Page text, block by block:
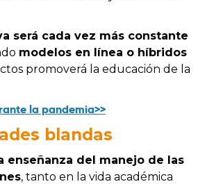
será cada vez más constante
modelos en línea o híbridos
promoverá la educación de la
la pandemia>>
blandas
enseñanza del manejo de las
, tanto en la vida académica